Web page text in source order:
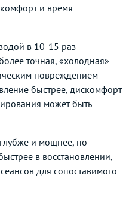
и время
в 10-15 раз
точная, «холодная»
повреждением
быстрее, дискомфорт
может быть
и мощнее, но
в восстановлении,
для сопоставимого